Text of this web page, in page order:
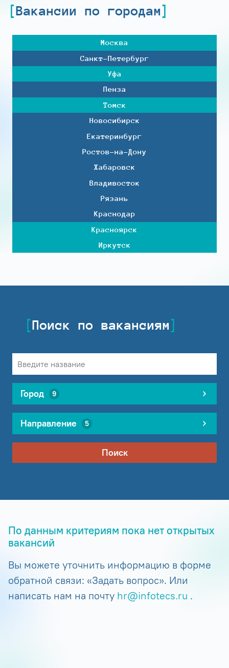
Вакансии по городам
Москва
Санкт-Петербург
Уфа
Пенза
Томск
Новосибирск
Екатеринбург
Ростов-на-Дону
Хабаровск
Владивосток
Рязань
Краснодар
Красноярск
Иркутск
Поиск по вакансиям
Город 9
Направление 5
Поиск
По данным критериям пока нет открытых
вакансий
Вы можете уточнить информацию в форме
обратной связи: «Задать вопрос». Или
написать нам на почту hr@infotecs.ru .